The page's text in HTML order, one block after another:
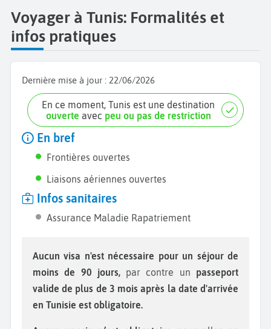
Voyager à Tunis: Formalités et
infos pratiques
Dernière mise à jour : 22/06/2026
En ce moment, Tunis est une destination
ouverte avec peu ou pas de restriction
En bref
Frontières ouvertes
Liaisons aériennes ouvertes
Infos sanitaires
Assurance Maladie Rapatriement
Aucun visa n'est nécessaire pour un séjour de
moins de 90 jours, par contre un passeport
valide de plus de 3 mois après la date d'arrivée
en Tunisie est obligatoire.